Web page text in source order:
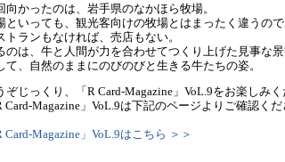
向かったのは、岩手県のなかほら牧場。
といっても、観光客向けの牧場とはまったく違うので
トランもなければ、売店もない。
のは、牛と人間が力を合わせてつくり上げた見事な景
て、自然のままにのびのびと生きる牛たちの姿。
ぞじっくり、「R Card-Magazine」VoL.9をお楽しみく
Card-Magazine」VoL.9は下記のページよりご確認くだ
Card-Magazine」VoL.9はこちら ＞＞